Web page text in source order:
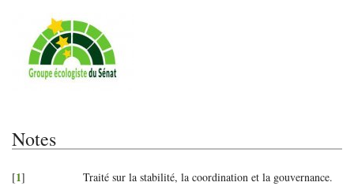
Notes
[1] Traité sur la stabilité, la coordination et la gouvernance.